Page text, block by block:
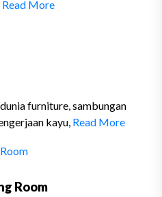
Read More
furniture, sambungan
kayu, Read More
Room